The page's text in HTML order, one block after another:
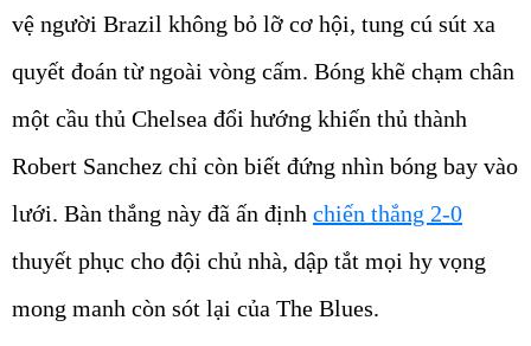
vệ người Brazil không bỏ lỡ cơ hội, tung cú sút xa
quyết đoán từ ngoài vòng cấm. Bóng khẽ chạm chân
một cầu thủ Chelsea đổi hướng khiến thủ thành
Robert Sanchez chỉ còn biết đứng nhìn bóng bay vào
lưới. Bàn thắng này đã ấn định chiến thắng 2-0
thuyết phục cho đội chủ nhà, dập tắt mọi hy vọng
mong manh còn sót lại của The Blues.